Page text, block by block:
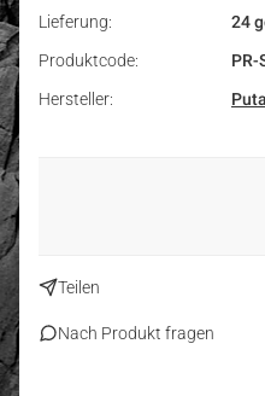
Lieferung:
24
Produktcode:
PR-
Hersteller:
Teilen
Nach Produkt fragen